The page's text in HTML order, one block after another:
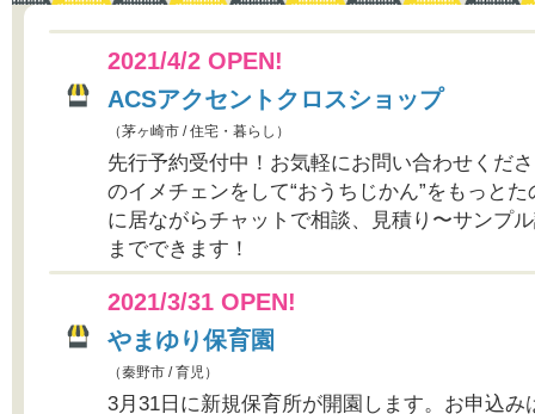
2021/4/2 OPEN!
ACSアクセントクロスショップ
（茅ヶ崎市 / 住宅・暮らし）
先行予約受付中！お気軽にお問い合わせくだ
のイメチェンをして“おうちじかん”をもっと
に居ながらチャットで相談、見積り〜サンプ
までできます！
2021/3/31 OPEN!
やまゆり保育園
（秦野市 / 育児）
3月31日に新規保育所が開園します。お申込み